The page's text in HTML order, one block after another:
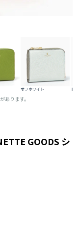
オフホワイト トー
あります。
GOODS シ